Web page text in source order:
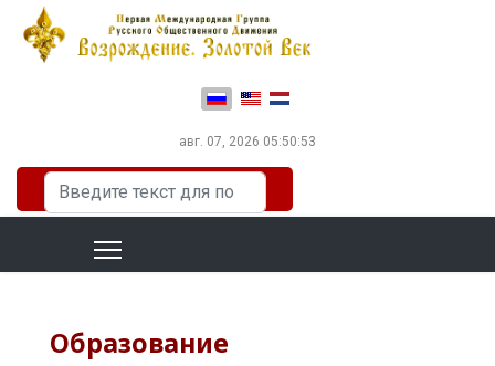
Выберите язык
авг. 07, 2026 05:50:53
Искать...
Образование